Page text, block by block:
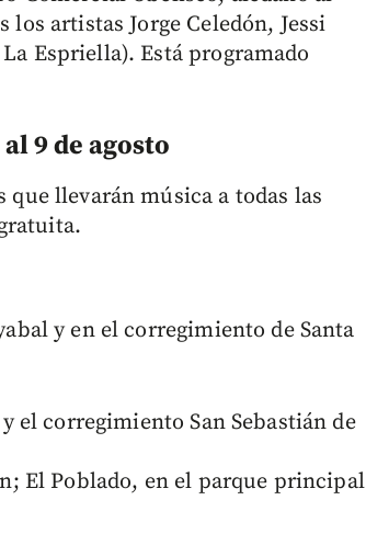
artistas Jorge Celedón, Jessi
Espriella). Está programado
9 de agosto
que llevarán música a todas las
y en el corregimiento de Santa
el corregimiento San Sebastián de
El Poblado, en el parque principal